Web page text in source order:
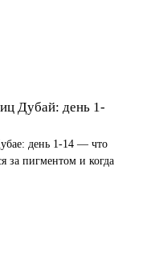
Дубай: день 1-
день 1-14 — что
за пигментом и когда